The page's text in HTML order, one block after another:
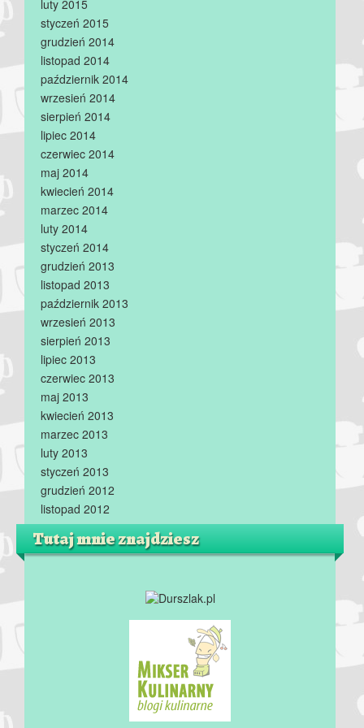
luty 2015
styczeń 2015
grudzień 2014
listopad 2014
październik 2014
wrzesień 2014
sierpień 2014
lipiec 2014
czerwiec 2014
maj 2014
kwiecień 2014
marzec 2014
luty 2014
styczeń 2014
grudzień 2013
listopad 2013
październik 2013
wrzesień 2013
sierpień 2013
lipiec 2013
czerwiec 2013
maj 2013
kwiecień 2013
marzec 2013
luty 2013
styczeń 2013
grudzień 2012
listopad 2012
Tutaj mnie znajdziesz